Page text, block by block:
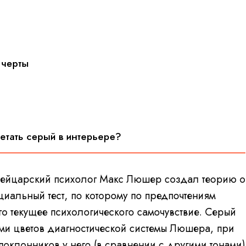
серый в интерьере?
психолог Макс Люшер создал теорию о
тест, по которому по предпочтениям
текущее психологического самочувствие. Серый
цветов диагностической системы Люшера, при